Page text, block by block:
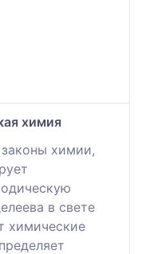
химия
химии,
в свете
химические